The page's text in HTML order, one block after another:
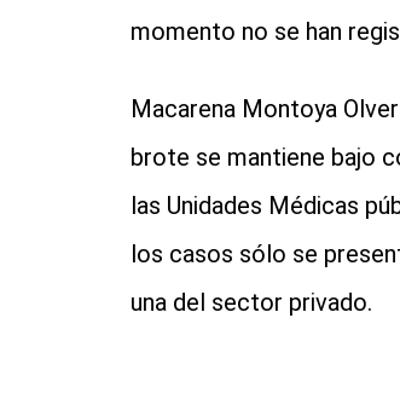
momento no se han
Macarena Montoya
brote se mantiene bajo
las Unidades Médicas
los casos sólo se
una del sector privado.